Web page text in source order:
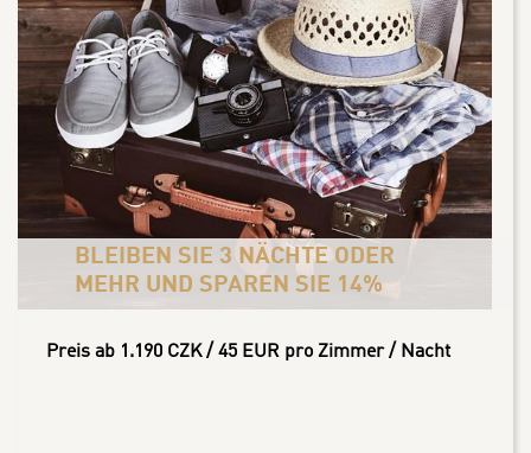
BLEIBEN SIE 3 NÄCHTE ODER
MEHR UND SPAREN SIE 14%
Preis ab 1.190 CZK / 45 EUR pro Zimmer / Nacht